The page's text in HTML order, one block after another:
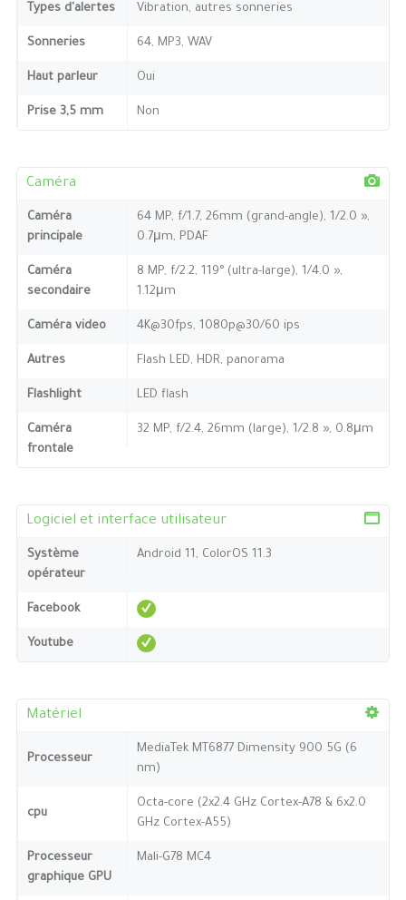
Types d'alertes Vibration, autres sonneries
Sonneries 64, MP3, WAV
Haut parleur Oui
Prise 3,5 mm Non
Caméra
Caméra
principale
64 MP, f/1.7, 26mm (grand-angle), 1/2.0 »,
0.7μm, PDAF
Caméra
secondaire
8 MP, f/2.2, 119° (ultra-large), 1/4.0 »,
1.12μm
Caméra video 4K@30fps, 1080p@30/60 ips
Autres Flash LED, HDR, panorama
Flashlight LED flash
Caméra
frontale
32 MP, f/2.4, 26mm (large), 1/2.8 », 0.8μm
Logiciel et interface utilisateur
Système
opérateur
Android 11, ColorOS 11.3
Facebook
Youtube
Matériel
Processeur
MediaTek MT6877 Dimensity 900 5G (6
nm)
cpu
Octa-core (2x2.4 GHz Cortex-A78 & 6x2.0
GHz Cortex-A55)
Processeur
graphique GPU
Mali-G78 MC4